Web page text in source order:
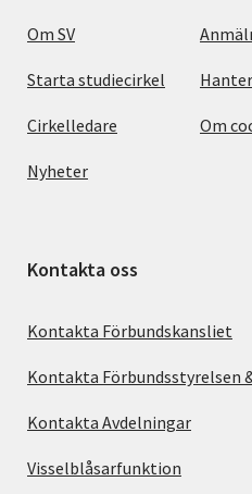
Om SV
Starta studiecirkel
Cirkelledare
Nyheter
Om
Kontakta oss
Kontakta Förbundskansliet
Kontakta Förbundsstyrelsen
Kontakta Avdelningar
Visselblåsarfunktion